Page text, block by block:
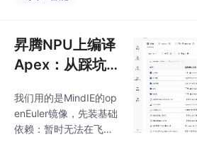
似简单,实则暗藏许多细
节。本文通过真实案例,
深入剖析了从网络代理
节。Docker守护进程代
理配置容易漏lib和lib64
路径差异编译脚本会覆
昇腾NPU上编译
Apex：从踩坑
我们用的是MindIE的op
enEuler镜像，先装基础
依赖：暂时无法在飞书